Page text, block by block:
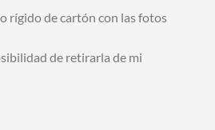
rígido de cartón con las fotos
de retirarla de mi